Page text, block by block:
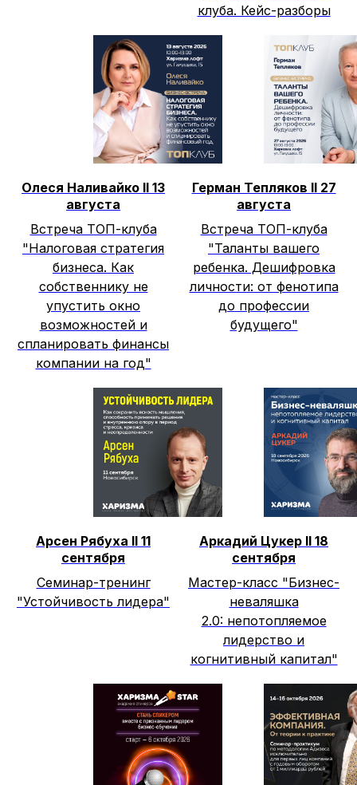
клуба. Кейс-разборы
Олеся Наливайко II 13
августа
Встреча ТОП-клуба
"Налоговая стратегия
бизнеса. Как
собственнику не
упустить окно
возможностей и
спланировать финансы
компании на год"
Герман Тепляков II 27
августа
Встреча ТОП-клуба
"Таланты вашего
ребенка. Дешифровка
личности: от фенотипа
до профессии
будущего"
Арсен Рябуха II 11
сентября
Семинар-тренинг
"Устойчивость лидера"
Аркадий Цукер II 18
сентября
Мастер-класс "Бизнес-
неваляшка
2.0: непотопляемое
лидерство и
когнитивный капитал"